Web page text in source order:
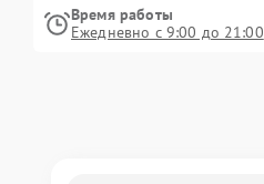
Время работы
Ежедневно с 9:00 до 21:00